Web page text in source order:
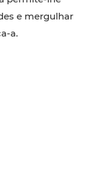
e mergulhar
a.